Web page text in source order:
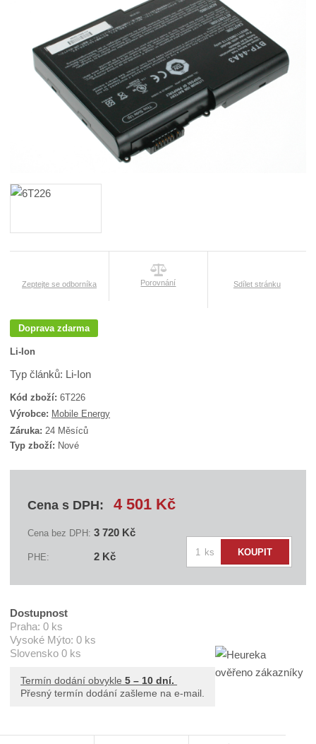
Zeptejte se odborníka Porovnání Sdílet stránku
Doprava zdarma
Li-Ion
Typ článků: Li-Ion
Kód zboží:6T226
K
ó
d
d
d
A
6
T
2
2
Výrobce: Mobile Energy
Záruka: 24 Měsíců
Typ zboží: Nové
Cena s DPH: 4 501 Kč
Cena bez DPH: 3 720 Kč
PHE: 2 Kč ks KOUPIT
Dostupnost
Praha: 0 ks
Vysoké Mýto: 0 ks
Slovensko 0 ks
Termín dodání obvykle 5 – 10 dní.
Přesný termín dodání zašleme na e-mail.